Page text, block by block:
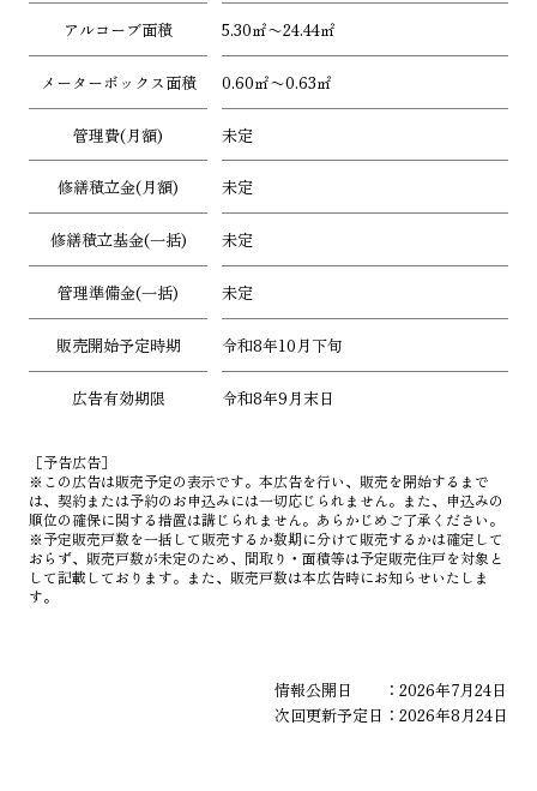
アルコーブ面積 5.30㎡〜24.44㎡
メーターボックス面積 0.60㎡〜0.63㎡
管理費(月額) 未定
修繕積立金(月額) 未定
修繕積立基金(一括) 未定
管理準備金(一括) 未定
販売開始予定時期 令和8年10月下旬
広告有効期限 令和8年9月末日
［予告広告］
※この広告は販売予定の表示です。本広告を行い、販売を開始するまで
は、契約または予約のお申込みには一切応じられません。また、申込みの
順位の確保に関する措置は講じられません。あらかじめご了承ください。
※予定販売戸数を一括して販売するか数期に分けて販売するかは確定して
おらず、販売戸数が未定のため、間取り・面積等は予定販売住戸を対象と
して記載しております。また、販売戸数は本広告時にお知らせいたしま
す。
情報公開日 ：2026年7月24日
次回更新予定日：2026年8月24日